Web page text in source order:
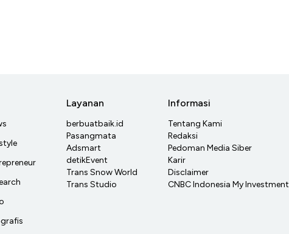
Layanan
berbuatbaik.id
Pasangmata
Adsmart
detikEvent
Trans Snow World
Trans Studio
Informasi
Tentang Kami
Redaksi
Pedoman Media Siber
Karir
Disclaimer
CNBC Indonesia My Investment